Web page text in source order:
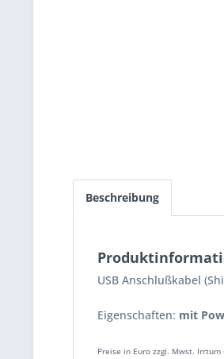
Beschreibung
USB Anschlußkabel
Eigenschaften: mit
Preise in Euro zzgl. Mwst.